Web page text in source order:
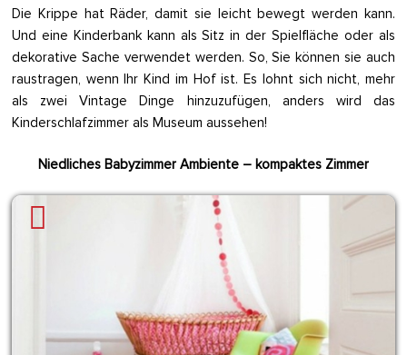
Die Krippe hat Räder, damit sie leicht bewegt werden kann.
Und eine Kinderbank kann als Sitz in der Spielfläche oder als
dekorative Sache verwendet werden. So, Sie können sie auch
raustragen, wenn Ihr Kind im Hof ist. Es lohnt sich nicht, mehr
als zwei Vintage Dinge hinzuzufügen, anders wird das
Kinderschlafzimmer als Museum aussehen!
Niedliches Babyzimmer Ambiente – kompaktes Zimmer